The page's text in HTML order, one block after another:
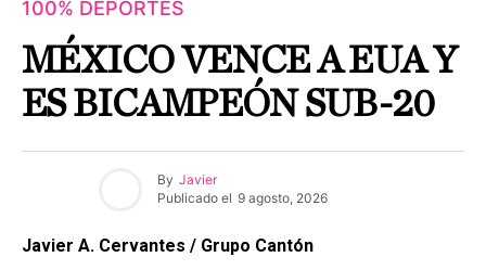
100% DEPORTES
MÉXICO VENCE A EUA Y
ES BICAMPEÓN SUB-20
By Javier
Publicado el 9 agosto, 2026
Javier A. Cervantes / Grupo Cantón